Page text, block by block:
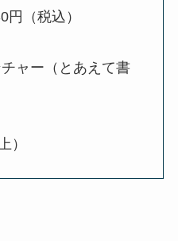
（税込）
ャー（とあえて書
）